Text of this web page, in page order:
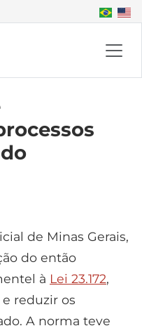
de Minas Gerais,
do então
à Lei 23.172,
reduzir os
A norma teve